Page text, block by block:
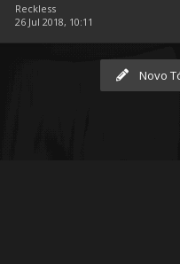
Reckless
26 Jul 2018, 10:11
Novo